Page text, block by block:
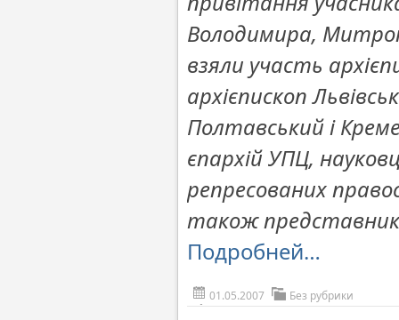
Володимира,
взяли участь
архієпископ
Полтавський і
єпархій УПЦ,
репресованих
також
Подробней…
01.05.2007 Без рубрики